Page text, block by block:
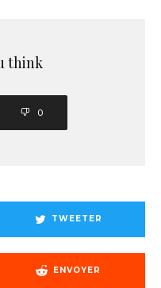
think
0
TWEETER
ENVOYER